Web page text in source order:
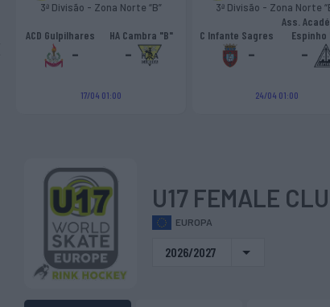
3ª Divisão - Zona Norte “B”
ACD Gulpilhares
-
HA Cambra "B"
-
17/04 01:00
3ª Divisão - Zona Norte
C Infante Sagres
-
Ass.
Espinho
-
24/04 01:00
U17 FEMALE
EUROPA
2026/2027